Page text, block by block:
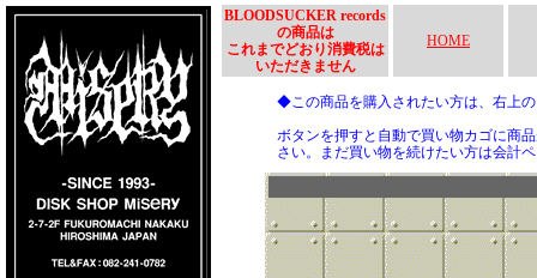
BLOODSUCKER records
の商品は
これまでどおり消費税は
いただきません
HOME
◆この商品を購入されたい方は、右上
ボタンを押すと自動で買い物カゴに商
さい。まだ買い物を続けたい方は会計